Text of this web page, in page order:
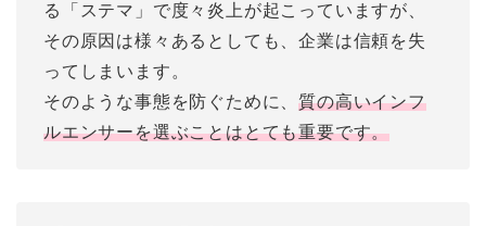
る「ステマ」で度々炎上が起こっていますが、
その原因は様々あるとしても、企業は信頼を失
ってしまいます。
そのような事態を防ぐために、質の高いインフ
ルエンサーを選ぶことはとても重要です。